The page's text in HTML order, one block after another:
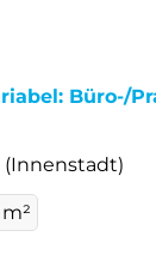
Büro-/
(Innenstadt)